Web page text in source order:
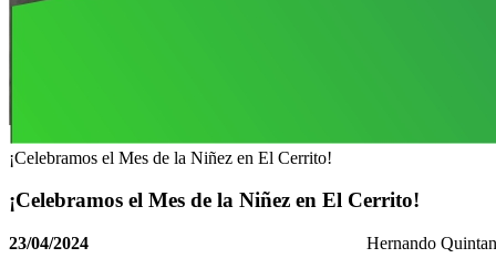
¡Celebramos el Mes de la Niñez en El Cerrito!
¡Celebramos el Mes de la Niñez en El Cerrito!
23/04/2024
Hernando